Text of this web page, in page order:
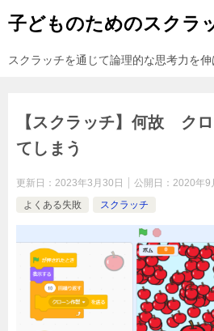
子どものためのスクラ
スクラッチを通じて論理的な思考力を
【スクラッチ】何故 ク
てしまう
更新日： 2023年3月30日 公開日： 2020年9
よくある失敗
スクラッチ